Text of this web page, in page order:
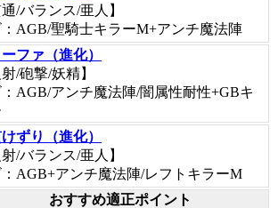
通/バランス/亜人】
AGB/聖騎士キラーM+アンチ魔法陣
ファ（進化）
射/砲撃/妖精】
AGB/アンチ魔法陣/闇属性耐性+GBキ
ずり（進化）
射/バランス/亜人】
AGB+アンチ魔法陣/レフトキラーM
おすすめ適正ポイント